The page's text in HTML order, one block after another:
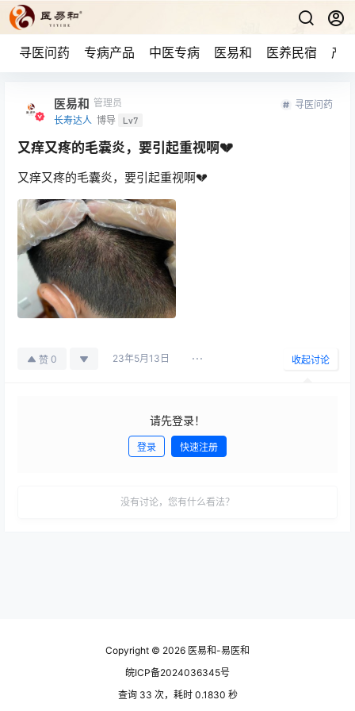
寻医问药 专病产品 中医专病 医易和 医养民宿 产
医易和 管理员
长寿达人 博导 Lv7
寻医问药
又痒又疼的毛囊炎，要引起重视啊💔
又痒又疼的毛囊炎，要引起重视啊💔
赞 0 23年5月13日 收起讨论
请先登录！
登录 快速注册
没有讨论，您有什么看法？
Copyright © 2026 医易和-易医和
皖ICP备2024036345号
查询 33 次，耗时 0.1830 秒